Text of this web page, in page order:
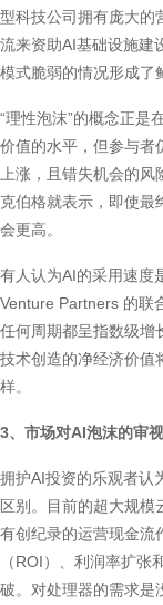
型科技公司拥有庞大的
流来资助AI基础设施建
模式脆弱的情况形成了
“理性泡沫”的概念正是
价值的水平，但参与者
上涨，且错失机会的
克伯格就表示，即使最
会更高。
有人认为AI的采用速度
Venture Partners 的联
任何周期都呈指数级增
技术创造的净经济价值
样。
3、市场对AI泡沫的审视
拥护AI投资的乐观者认
区别。目前的超大规
有创纪录的运营现金流
（ROI）、利润率扩张
破。对处理器的需求是